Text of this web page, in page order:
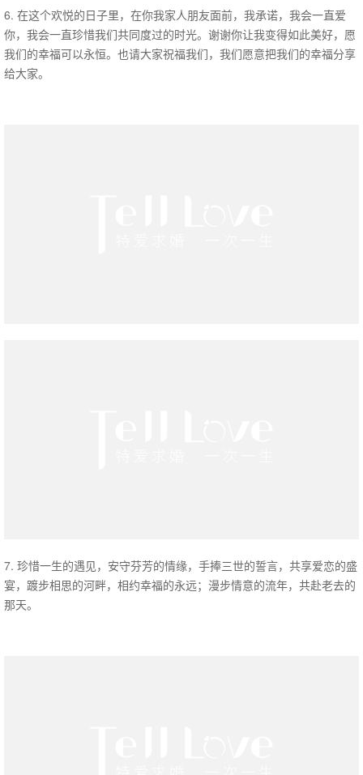
6. 在这个欢悦的日子里，在你我家人朋友面前，我承诺，我会一直爱
你，我会一直珍惜我们共同度过的时光。谢谢你让我变得如此美好，愿
我们的幸福可以永恒。也请大家祝福我们，我们愿意把我们的幸福分享
给大家。
7. 珍惜一生的遇见，安守芬芳的情缘，手捧三世的誓言，共享爱恋的盛
宴，踱步相思的河畔，相约幸福的永远；漫步情意的流年，共赴老去的
那天。